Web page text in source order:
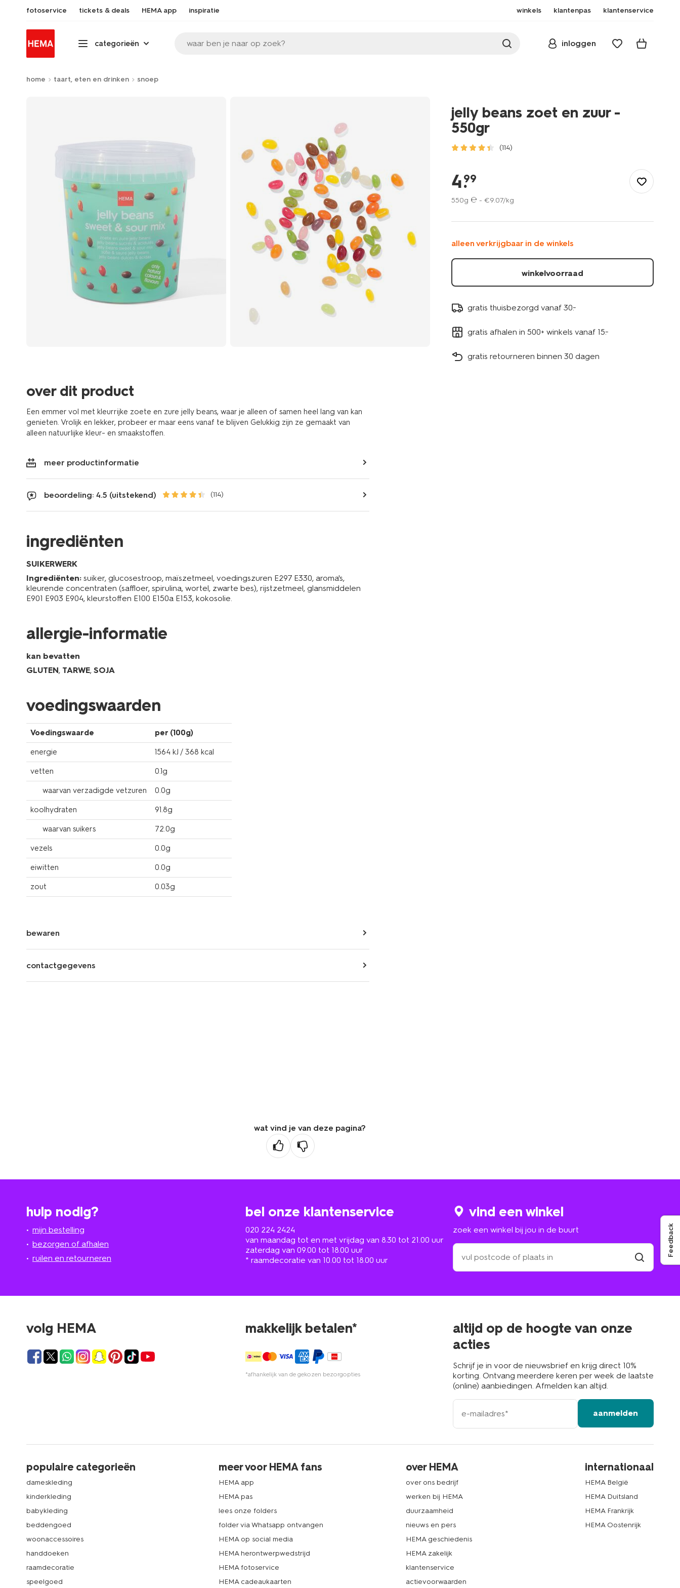
fotoservice tickets & deals HEMA app inspiratie winkels klantenpas klantenservice
categorieën waar ben je naar op zoek? inloggen
home taart, eten en drinken snoep
over dit product
Een emmer vol met kleurrijke zoete en zure jelly beans, waar je alleen of samen heel lang van kan
genieten. Vrolijk en lekker, probeer er maar eens vanaf te blijven Gelukkig zijn ze gemaakt van
alleen natuurlijke kleur- en smaakstoffen.
meer productinformatie
beoordeling: 4.5 (uitstekend) (114)
ingrediënten
SUIKERWERK
Ingrediënten: suiker, glucosestroop, maïszetmeel, voedingszuren E297 E330, aroma's,
kleurende concentraten (saffloer, spirulina, wortel, zwarte bes), rijstzetmeel, glansmiddelen
E901 E903 E904, kleurstoffen E100 E150a E153, kokosolie.
allergie-informatie
kan bevatten
GLUTEN, TARWE, SOJA
voedingswaarden
Voedingswaarde per (100g)
energie 1564 kJ / 368 kcal
vetten 0.1g
waarvan verzadigde vetzuren 0.0g
koolhydraten 91.8g
waarvan suikers 72.0g
vezels 0.0g
eiwitten 0.0g
zout 0.03g
bewaren
contactgegevens
jelly beans zoet en zuur -
550gr
(114)
beans-
en-
10200010.html
4.
99
550g ℮ - €9.07/kg
alleen verkrijgbaar in de winkels
winkelvoorraad
gratis thuisbezorgd vanaf 30.-
gratis afhalen in 500+ winkels vanaf 15.-
gratis retourneren binnen 30 dagen
wat vind je van deze pagina?
hulp nodig?
mijn bestelling
bezorgen of afhalen
ruilen en retourneren
bel onze klantenservice
020 224 2424
van maandag tot en met vrijdag van 8.30 tot 21.00 uur
zaterdag van 09.00 tot 18.00 uur
* raamdecoratie van 10.00 tot 18.00 uur
vind een winkel
zoek een winkel bij jou in de buurt
zoek
een
winkel
in
volg HEMA makkelijk betalen*
*afhankelijk van de gekozen bezorgopties
altijd op de hoogte van onze
acties
Schrijf je in voor de nieuwsbrief en krijg direct 10%
korting. Ontvang meerdere keren per week de laatste
(online) aanbiedingen. Afmelden kan altijd.
e-
mailadres
aanmelden
populaire categorieën
dameskleding
kinderkleding
babykleding
beddengoed
woonaccessoires
handdoeken
raamdecoratie
speelgoed
meer voor HEMA fans
HEMA app
HEMA pas
lees onze folders
folder via Whatsapp ontvangen
HEMA op social media
HEMA herontwerpwedstrijd
HEMA fotoservice
HEMA cadeaukaarten
over HEMA
over ons bedrijf
werken bij HEMA
duurzaamheid
nieuws en pers
HEMA geschiedenis
HEMA zakelijk
klantenservice
actievoorwaarden
internationaal
HEMA België
HEMA Duitsland
HEMA Frankrijk
HEMA Oostenrijk
Feedback